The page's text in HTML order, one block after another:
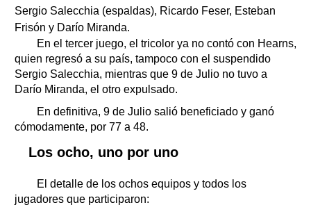
Sergio Salecchia (espaldas), Ricardo Feser, Esteban
Frisón y Darío Miranda.
En el tercer juego, el tricolor ya no contó con Hearns,
quien regresó a su país, tampoco con el suspendido
Sergio Salecchia, mientras que 9 de Julio no tuvo a
Darío Miranda, el otro expulsado.
En definitiva, 9 de Julio salió beneficiado y ganó
cómodamente, por 77 a 48.
Los ocho, uno por uno
El detalle de los ochos equipos y todos los
jugadores que participaron: